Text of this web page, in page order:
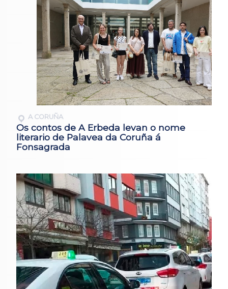
A CORUÑA
Os contos de A Erbeda levan o nome
literario de Palavea da Coruña á
Fonsagrada